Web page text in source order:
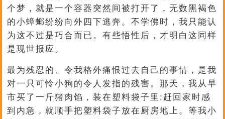
个梦，就是一个容器突然间被打开了，无数黑褐色
的小蟑螂纷纷向外四下逃奔。不学佛时，我只能认
为这不过是巧合而已。有些悟性后，才明白这同样
是现世报应。
最为残忍的、令我格外痛恨过去自己的事情，是我
对一只可怜小狗的令人发指的残害。那天，我从早
市买了一斤猪肉馅，装在塑料袋子里;赶回家时感
到内急，就顺手把塑料袋子放在厨房地上。等我小